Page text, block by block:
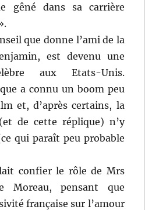
gêné dans sa carrière
que donne l’ami de la
est devenu une
aux Etats-Unis.
a connu un boom peu
et, d’après certains, la
de cette réplique) n’y
qui paraît peu probable
confier le rôle de Mrs
Moreau, pensant que
française sur l’amour